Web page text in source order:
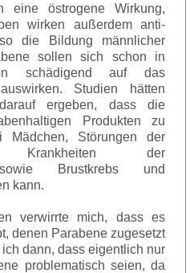
eine östrogene Wirkung,
wirken außerdem anti-
die Bildung männlicher
sollen sich schon in
schädigend auf das
Studien hätten
ergeben, dass die
Produkten zu
Mädchen, Störungen der
Krankheiten der
sowie Brustkrebs und
kann.
verwirrte mich, dass es
denen Parabene zugesetzt
dann, dass eigentlich nur
problematisch seien, da